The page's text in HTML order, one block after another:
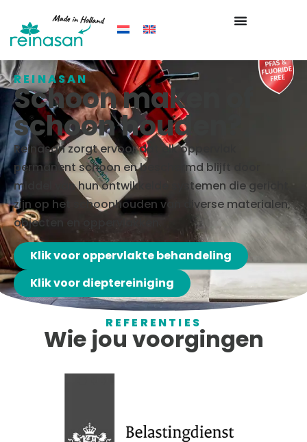
REINASAN
Schoon maken of
schoon houden?
Reinasan zorgt ervoor dat elk oppervlak
permanent schoon en beschermd blijft door
middel van hun ontwikkelde systemen die gericht
zijn op het schoonhouden van diverse materialen,
objecten en oppervlakken.
Klik voor oppervlakte behandeling
Klik voor dieptereiniging
REFERENTIES
Wie jou voorgingen